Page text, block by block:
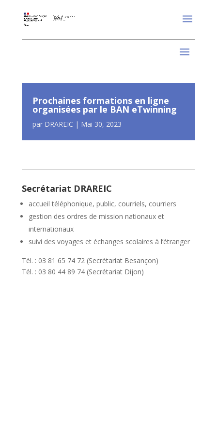
Prochaines formations en ligne
organisées par le BAN eTwinning
par DRAREIC | Mai 30, 2023
Secrétariat DRAREIC
accueil téléphonique, public, courriels, courriers
gestion des ordres de mission nationaux et
internationaux
suivi des voyages et échanges scolaires à l’étranger
Tél. : 03 81 65 74 72 (Secrétariat Besançon)
Tél. : 03 80 44 89 74 (Secrétariat Dijon)